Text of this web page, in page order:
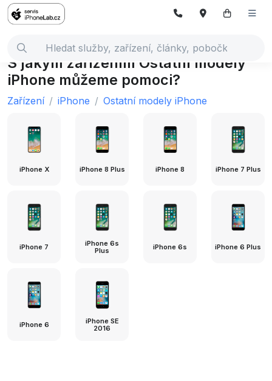
S jakým zařízením Ostatní modely
iPhone můžeme pomoci?
Zařízení iPhone Ostatní modely iPhone
iPhone X iPhone 8 Plus iPhone 8 iPhone 7 Plus
iPhone 7
iPhone 6s
Plus
iPhone 6s iPhone 6 Plus
iPhone 6
iPhone SE
2016